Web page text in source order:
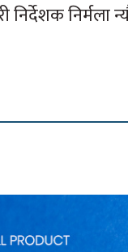
निर्मला